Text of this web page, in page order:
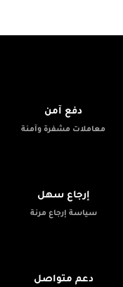
دفع آمن
معاملات مشفرة وآمنة
إرجاع سهل
سياسة إرجاع مرنة
دعم متواصل